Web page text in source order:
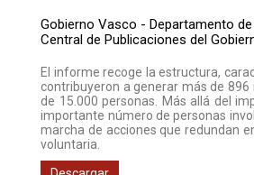
Gobierno Vasco - Departamento
Central de Publicaciones del
El informe recoge la estructura,
contribuyeron a generar más de 896
de 15.000 personas. Más allá del
importante número de personas
marcha de acciones que redundan
voluntaria.